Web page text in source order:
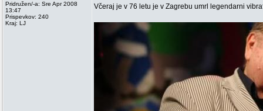
Pridružen/-a: Sre Apr 2008
13:47
Prispevkov: 240
Kraj: LJ
Včeraj je v 76 letu je v Zagrebu umrl legendarni